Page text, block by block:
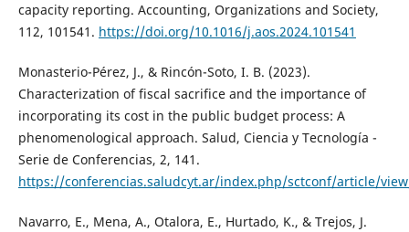
capacity reporting. Accounting, Organizations and Society,
112, 101541. https://doi.org/10.1016/j.aos.2024.101541
Monasterio-Pérez, J., & Rincón-Soto, I. B. (2023).
Characterization of fiscal sacrifice and the importance of
incorporating its cost in the public budget process: A
phenomenological approach. Salud, Ciencia y Tecnología -
Serie de Conferencias, 2, 141.
https://conferencias.saludcyt.ar/index.php/sctconf/article/
Navarro, E., Mena, A., Otalora, E., Hurtado, K., & Trejos, J.